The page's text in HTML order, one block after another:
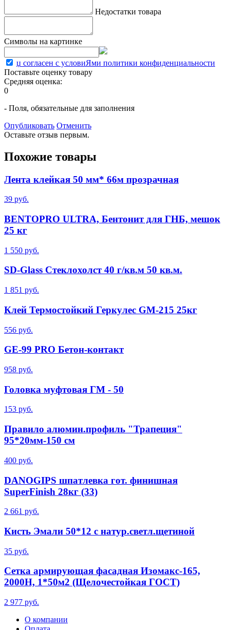
Недостатки товара
Символы на картинке
џ согласен с условиЯми политики конфиденциальности
Поставьте оценку товару
Средняя оценка:
0
- Поля, обязательные для заполнения
Опубликовать Отменить
Оставьте отзыв первым.
Похожие товары
Лента клейкая 50 мм* 66м прозрачная
39 руб.
BENTOPRO ULTRA, Бентонит для ГНБ, мешок
25 кг
1 550 руб.
SD-Glass Стеклохолст 40 г/кв.м 50 кв.м.
1 851 руб.
Клей Термостойкий Геркулес GM-215 25кг
556 руб.
GE-99 PRO Бетон-контакт
958 руб.
Головка муфтовая ГМ - 50
153 руб.
Правило алюмин.профиль "Трапеция"
95*20мм-150 см
400 руб.
DANOGIPS шпатлевка гот. финишная
SuperFinish 28кг (33)
2 661 руб.
Кисть Эмали 50*12 с натур.светл.щетиной
35 руб.
Сетка армирующая фасадная Изомакс-165,
2000Н, 1*50м2 (Щелочестойкая ГОСТ)
2 977 руб.
О компании